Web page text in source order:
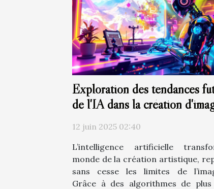
Exploration des tendances
de l'IA dans la création
artistiques
12 juin 2025 02:40
L’intelligence artificielle
monde de la création artistique,
sans cesse les limites de
Grâce à des algorithmes de